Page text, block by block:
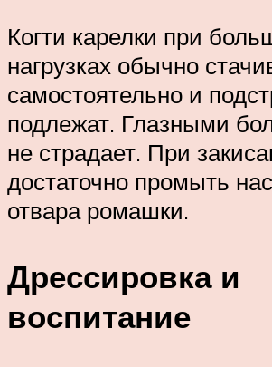
Когти карелки при
нагрузках обычно
самостоятельно и
подлежат. Глазными
не страдает. При
достаточно промыть
отвара ромашки.
Дрессировка и
воспитание